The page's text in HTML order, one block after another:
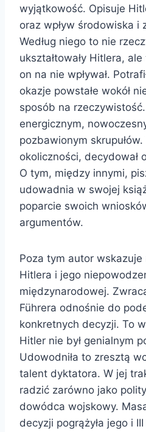
wyjątkowość. Opisuje
oraz wpływ środowiska i
Według niego to nie
ukształtowały Hitlera,
on na nie wpływał.
okazje powstałe wokół
sposób na
energicznym,
pozbawionym
okoliczności, decydował
O tym, między innymi,
udowadnia w swojej
poparcie swoich
argumentów.
Poza tym autor wskazuje
Hitlera i jego
międzynarodowej.
Führera odnośnie do
konkretnych decyzji. To
Hitler nie był genialnym
Udowodniła to zresztą
talent dyktatora. W jej
radzić zarówno jako
dowódca wojskowy.
decyzji pogrążyła jego i